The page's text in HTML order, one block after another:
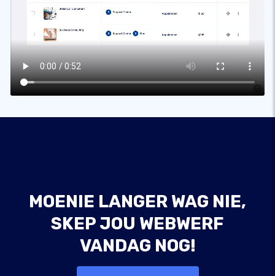
MOENIE LANGER WAG NIE,
SKEP JOU WEBWERF
VANDAG NOG!